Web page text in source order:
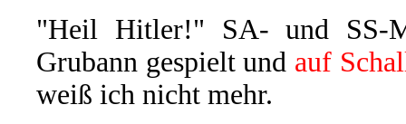
"Heil Hitler!" SA- und SS-
Grubann gespielt und auf
weiß ich nicht mehr.